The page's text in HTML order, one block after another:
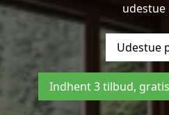
udestue
Udestue
Indhent 3 tilbud,